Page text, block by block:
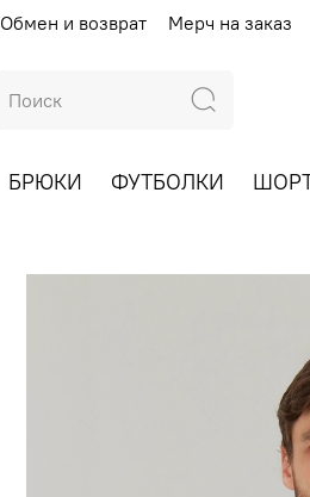
Обмен и возврат Мерч на заказ
БРЮКИ ФУТБОЛКИ